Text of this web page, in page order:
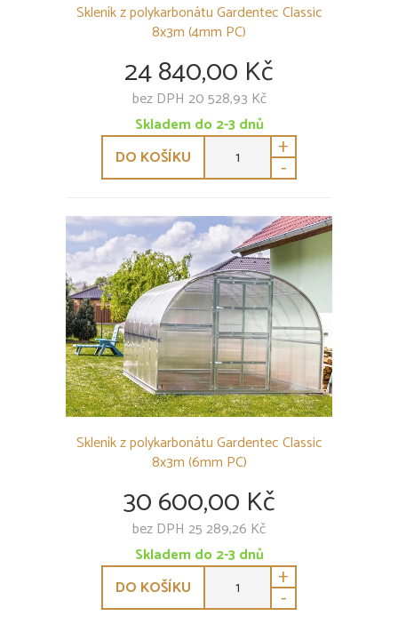
Skleník z polykarbonátu Gardentec Classic
8x3m (4mm PC)
24 840,00 Kč
bez DPH 20 528,93 Kč
Skladem do 2-3 dnů
DO KOŠÍKU
+
-
Skleník z polykarbonátu Gardentec Classic
8x3m (6mm PC)
30 600,00 Kč
bez DPH 25 289,26 Kč
Skladem do 2-3 dnů
DO KOŠÍKU
+
-